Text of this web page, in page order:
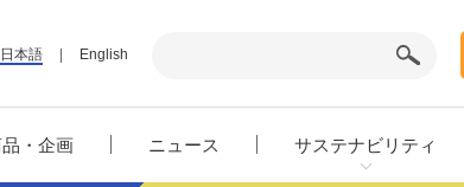
・企画 ニュース サステナビリティ
日本語 English